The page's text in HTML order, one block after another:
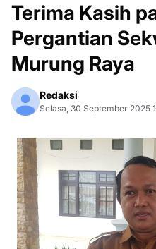
Terima Kasih
Pergantian
Murung Raya
Redaksi
Selasa, 30 September 2025